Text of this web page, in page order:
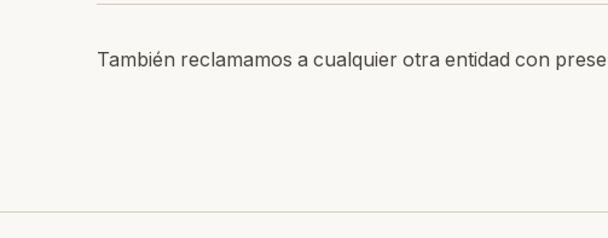
También reclamamos a cualquier otra entidad con